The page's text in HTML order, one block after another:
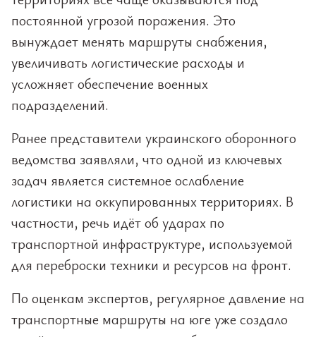
постоянной угрозой поражения. Это
вынуждает менять маршруты снабжения,
увеличивать логистические расходы и
усложняет обеспечение военных
подразделений.
Ранее представители украинского оборонного
ведомства заявляли, что одной из ключевых
задач является системное ослабление
логистики на оккупированных территориях. В
частности, речь идёт об ударах по
транспортной инфраструктуре, используемой
для переброски техники и ресурсов на фронт.
По оценкам экспертов, регулярное давление на
транспортные маршруты на юге уже создало